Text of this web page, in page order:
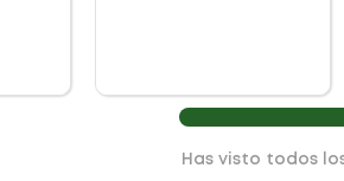
Has visto todos